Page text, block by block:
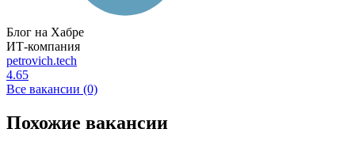
Блог на Хабре
ИТ-компания
petrovich.tech
4.65
Все вакансии (0)
Похожие вакансии